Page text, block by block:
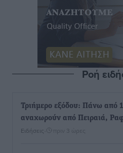
Ροή
Τριήμερο εξόδου: Πάνω από
αναχωρούν από Πειραιά,
Ειδήσεις πριν 3 ώρες